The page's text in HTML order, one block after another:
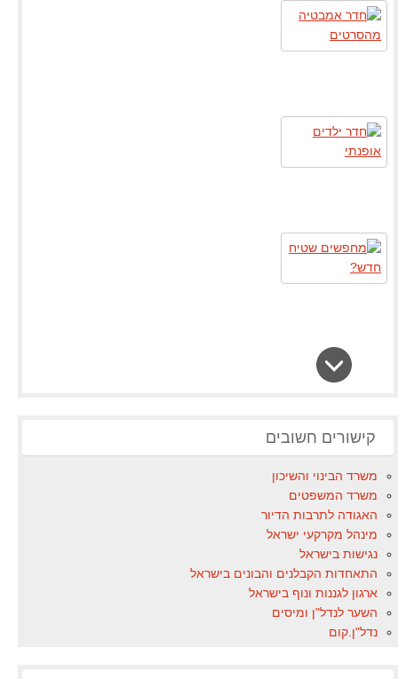
קישורים חשובים
משרד הבינוי והשיכון
משרד המשפטים
האגודה לתרבות הדיור
מינהל מקרקעי ישראל
נגישות בישראל
התאחדות הקבלנים והבונים בישראל
ארגון לגננות ונוף בישראל
השער לנדל"ן ומיסים
נדל"ן.קום